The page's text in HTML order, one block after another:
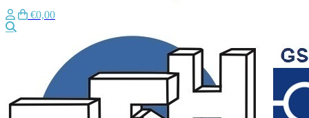
€0,00